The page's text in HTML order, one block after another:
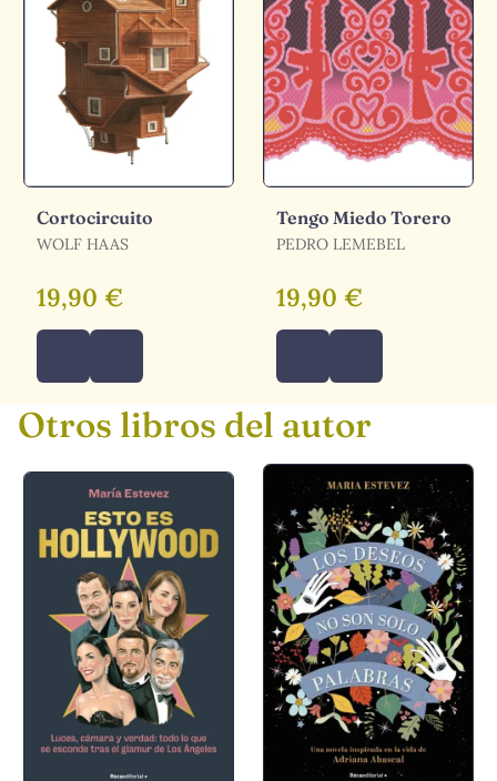
Cortocircuito
WOLF HAAS
19,90 €
Tengo Miedo Torero
PEDRO LEMEBEL
19,90 €
Otros libros del autor